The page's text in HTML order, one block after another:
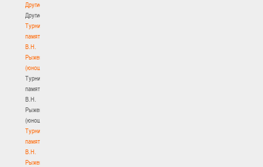
Другие
Другие
Турнир
памяти
В.Н.
Рыженкова
(юноши)
Турнир
памяти
В.Н.
Рыженкова
(юноши)
Турнир
памяти
В.Н.
Рыженкова